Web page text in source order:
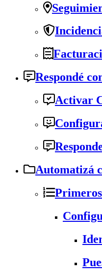
Respondé
Activar
Automatizá